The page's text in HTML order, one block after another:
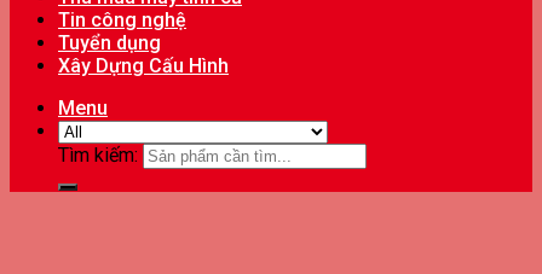
Tin công nghệ
Tuyển dụng
Xây Dựng Cấu Hình
Menu
Tìm kiếm: